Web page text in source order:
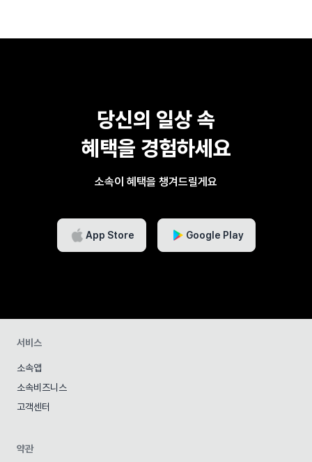
당신의 일상 속
혜택을 경험하세요
소속이 혜택을 챙겨드릴게요
App Store Google Play
서비스
소속앱
소속비즈니스
고객센터
약관